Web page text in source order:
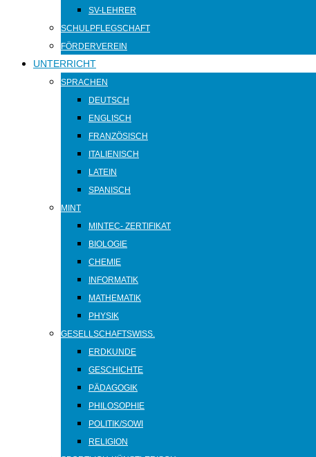
SV-LEHRER
SCHULPFLEGSCHAFT
FÖRDERVEREIN
UNTERRICHT
SPRACHEN
DEUTSCH
ENGLISCH
FRANZÖSISCH
ITALIENISCH
LATEIN
SPANISCH
MINT
MINTEC- ZERTIFIKAT
BIOLOGIE
CHEMIE
INFORMATIK
MATHEMATIK
PHYSIK
GESELLSCHAFTSWISS.
ERDKUNDE
GESCHICHTE
PÄDAGOGIK
PHILOSOPHIE
POLITIK/SOWI
RELIGION